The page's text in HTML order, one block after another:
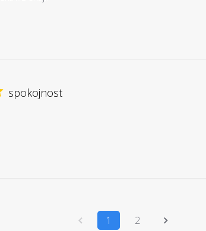
spokojnost
1 2